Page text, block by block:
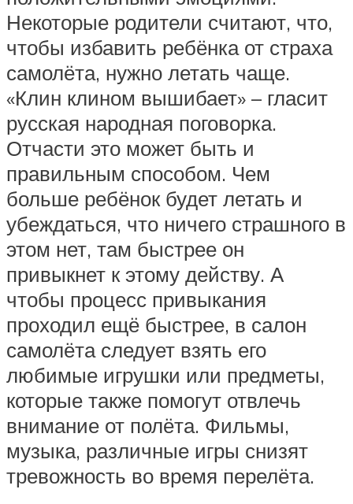
Некоторые родители считают, что,
чтобы избавить ребёнка от страха
самолёта, нужно летать чаще.
«Клин клином вышибает» – гласит
русская народная поговорка.
Отчасти это может быть и
правильным способом. Чем
больше ребёнок будет летать и
убеждаться, что ничего страшного в
этом нет, там быстрее он
привыкнет к этому действу. А
чтобы процесс привыкания
проходил ещё быстрее, в салон
самолёта следует взять его
любимые игрушки или предметы,
которые также помогут отвлечь
внимание от полёта. Фильмы,
музыка, различные игры снизят
тревожность во время перелёта.